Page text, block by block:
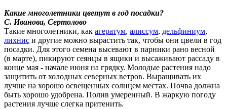
Какие многолетники цветут в год посадки?
С. Иванова, Сертолово
Такие многолетники, как агератум, алиссум, дельфиниум,
лихнис и другие можно вырастить так, чтобы они цвели в год
посадки. Для этого семена высевают в парники рано весной
(в марте), пикируют сеянцы в ящики и высаживают рассаду в
конце мая - начале июня на грядку. Молодые растения надо
защитить от холодных северных ветров. Выращивать их
лучше на хорошо освещенных солнцем местах. Почва должна
быть хорошо удобрена. Полив умеренный. В жаркую погоду
растения лучше слегка притенить.